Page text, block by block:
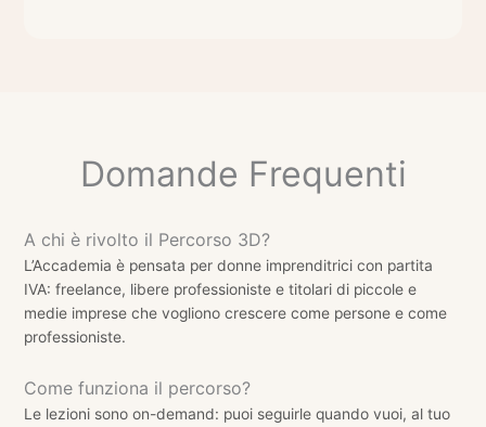
Domande Frequenti
A chi è rivolto il Percorso 3D?
L’Accademia è pensata per donne imprenditrici con partita
IVA: freelance, libere professioniste e titolari di piccole e
medie imprese che vogliono crescere come persone e come
professioniste.
Come funziona il percorso?
Le lezioni sono on-demand: puoi seguirle quando vuoi, al tuo